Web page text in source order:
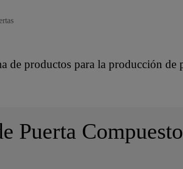
de productos para la producción de
Puerta